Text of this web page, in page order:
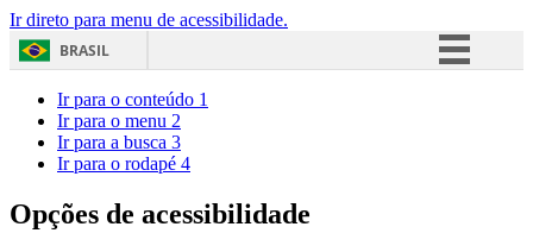
Ir direto para menu de acessibilidade.
BRASIL
Acesso à informação
Ir para o conteúdo 1
Ir para o menu 2
Ir para a busca 3
Ir para o rodapé 4
Opções de acessibilidade